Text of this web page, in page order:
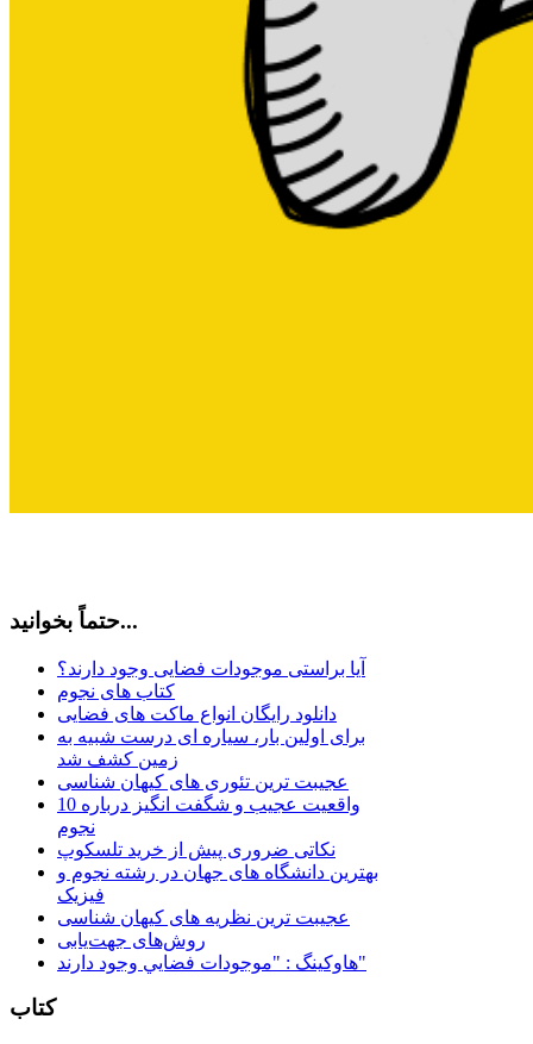
حتماً بخوانید...
آیا براستی موجودات فضایی وجود دارند؟
کتاب های نجوم
دانلود رایگان انواع ماکت های فضایی
برای اولین بار، سیاره ای درست شبیه به
زمین کشف شد
عجیبت ترین تئوری های کیهان شناسی
10 واقعیت عجیب و شگفت انگیز درباره
نجوم
نکاتی ضروری پیش از خرید تلسکوپ
بهترین دانشگاه های جهان در رشته نجوم و
فیزیک
عجیبت ترین نظریه های کیهان شناسی
روش‌های جهت‌یابی
هاوكينگ : "موجودات فضايي وجود دارند"
کتاب